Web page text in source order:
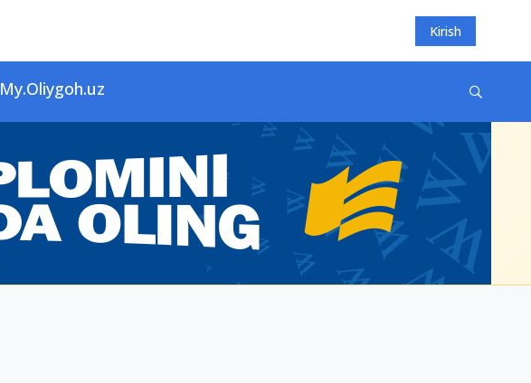
Kirish
My.Oliygoh.uz